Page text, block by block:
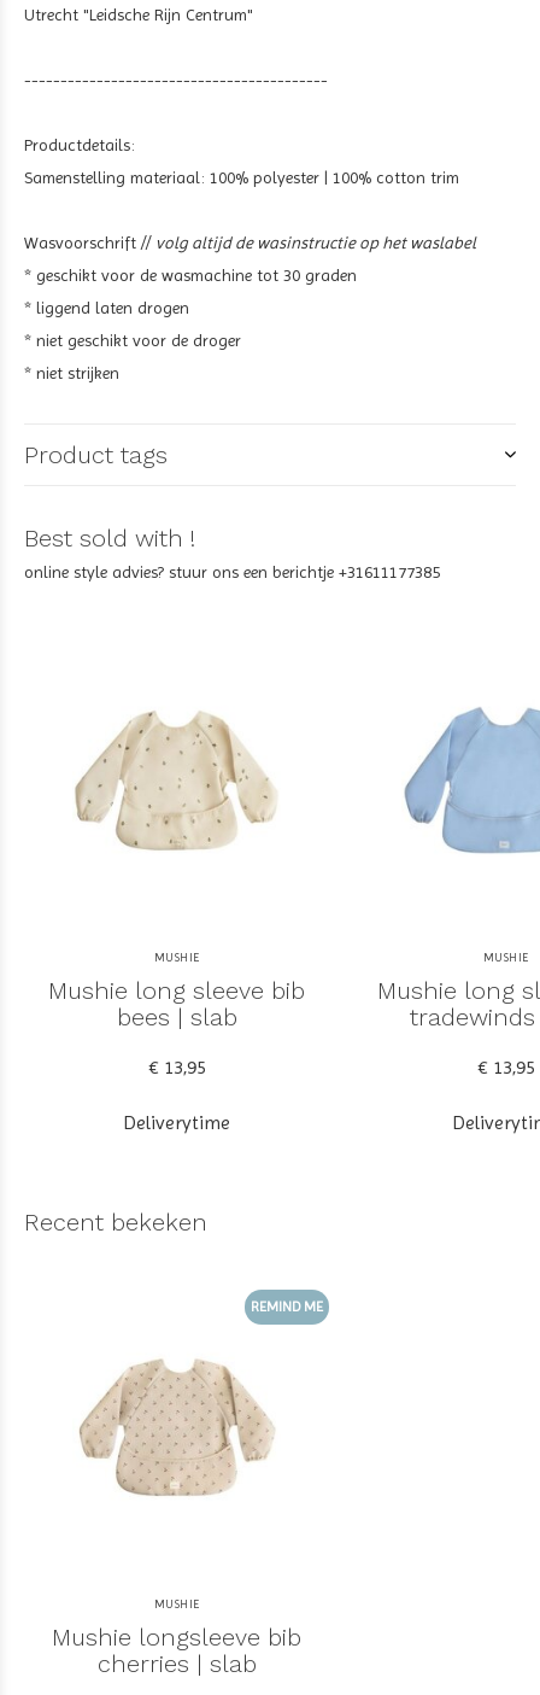
Utrecht "Leidsche Rijn Centrum"
------------------------------------------
Productdetails:
Samenstelling materiaal: 100% polyester | 100% cotton trim
Wasvoorschrift // volg altijd de wasinstructie op het waslabel
* geschikt voor de wasmachine tot 30 graden
* liggend laten drogen
* niet geschikt voor de droger
* niet strijken
Product tags
Best sold with !
online style advies? stuur ons een berichtje +31611177385
MUSHIE
Mushie long sleeve bib
bees | slab
€ 13,95
Deliverytime
MUSHIE
Mushie long
€ 13,95
Recent bekeken
REMIND ME
MUSHIE
Mushie longsleeve bib
cherries | slab